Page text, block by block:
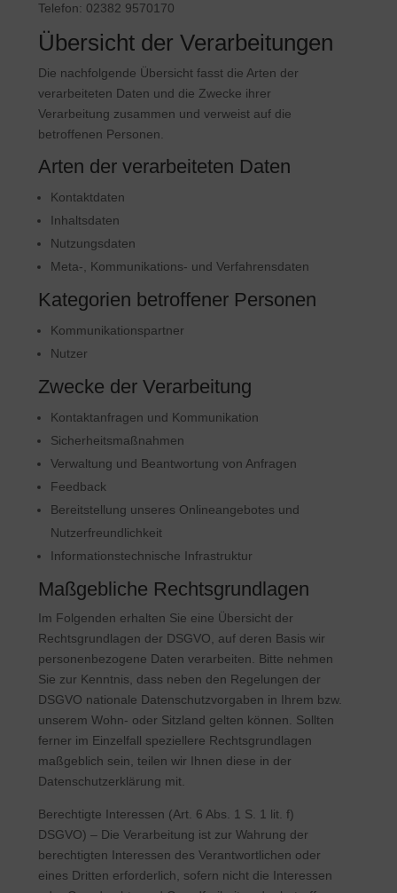
Telefon: 02382 9570170
Übersicht der Verarbeitungen
Die nachfolgende Übersicht fasst die Arten der
verarbeiteten Daten und die Zwecke ihrer
Verarbeitung zusammen und verweist auf die
betroffenen Personen.
Arten der verarbeiteten Daten
Kontaktdaten
Inhaltsdaten
Nutzungsdaten
Meta-, Kommunikations- und Verfahrensdaten
Kategorien betroffener Personen
Kommunikationspartner
Nutzer
Zwecke der Verarbeitung
Kontaktanfragen und Kommunikation
Sicherheitsmaßnahmen
Verwaltung und Beantwortung von Anfragen
Feedback
Bereitstellung unseres Onlineangebotes und
Nutzerfreundlichkeit
Informationstechnische Infrastruktur
Maßgebliche Rechtsgrundlagen
Im Folgenden erhalten Sie eine Übersicht der
Rechtsgrundlagen der DSGVO, auf deren Basis wir
personenbezogene Daten verarbeiten. Bitte nehmen
Sie zur Kenntnis, dass neben den Regelungen der
DSGVO nationale Datenschutzvorgaben in Ihrem bzw.
unserem Wohn- oder Sitzland gelten können. Sollten
ferner im Einzelfall speziellere Rechtsgrundlagen
maßgeblich sein, teilen wir Ihnen diese in der
Datenschutzerklärung mit.
Berechtigte Interessen (Art. 6 Abs. 1 S. 1 lit. f)
DSGVO) – Die Verarbeitung ist zur Wahrung der
berechtigten Interessen des Verantwortlichen oder
eines Dritten erforderlich, sofern nicht die Interessen